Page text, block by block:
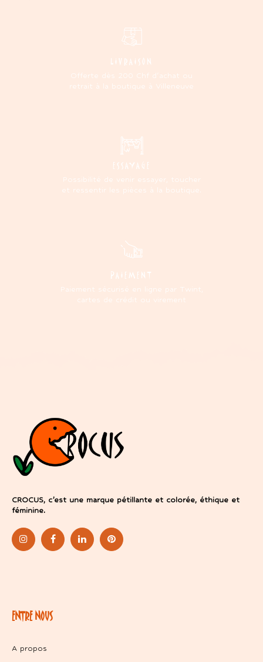
LIVRAISON
Offerte dès 200 Chf d'achat ou
retrait à la boutique à Villeneuve
ESSAYAGE
Possibilité de venir essayer, toucher
et ressentir les pièces à la boutique.
PAIEMENT
Paiement sécurisé en ligne par Twint,
cartes de crédit ou virement
CROCUS, c’est une marque pétillante et colorée, éthique et
féminine.
ENTRE NOUS
A propos